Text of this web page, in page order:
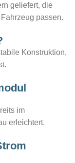
geliefert, die
passen.
Konstruktion,
im
erleichtert.